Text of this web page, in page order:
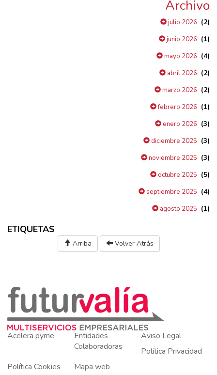
Archivo
julio 2026 (2)
junio 2026 (1)
mayo 2026 (4)
abril 2026 (2)
marzo 2026 (2)
febrero 2026 (1)
enero 2026 (3)
diciembre 2025 (3)
noviembre 2025 (3)
octubre 2025 (5)
septiembre 2025 (4)
agosto 2025 (1)
ETIQUETAS
Arriba Volver Atrás
Acelera pyme
Entidades
Colaboradoras
Aviso Legal
Política Privacidad
Política Cookies
Mapa web